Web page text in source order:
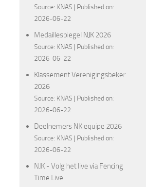
Source: KNAS
Published on:
2026-06-22
Medaillespiegel NJK 2026
Source: KNAS
Published on:
2026-06-22
Klassement Verenigingsbeker
2026
Source: KNAS
Published on:
2026-06-22
Deelnemers NK equipe 2026
Source: KNAS
Published on:
2026-06-22
NJK - Volg het live via Fencing
Time Live